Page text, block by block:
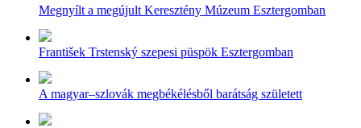
Megnyílt a megújult Keresztény Múzeum Esztergomban
František Trstenský szepesi püspök Esztergomban
A magyar–szlovák megbékélésből barátság született